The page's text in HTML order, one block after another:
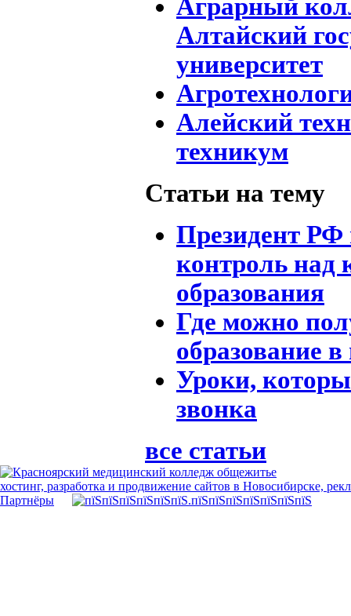
Аграрный
Алтайский
университет
Алейский
техникум
Статьи на тему
Президент РФ
контроль над
образования
Где можно
образование
Уроки,
звонка
все статьи
хостинг, разработка и продвижение сайтов в Новосибирске,
Партнёры